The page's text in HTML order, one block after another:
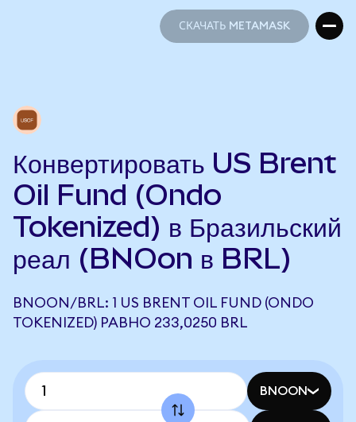
СКАЧАТЬ METAMASK
Конвертировать US Brent
Oil Fund (Ondo
Tokenized) в Бразильский
реал (BNOon в BRL)
BNOON/BRL: 1 US BRENT OIL FUND (ONDO
TOKENIZED) РАВНО 233,0250 BRL
BNOON